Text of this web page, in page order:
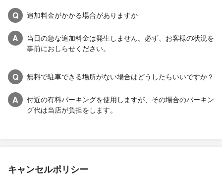
Q
追加料金がかかる場合がありますか
A
当日の急な追加料金は発生しません。必ず、お客様の状況を
事前におしらせください。
Q 無料で駐車できる場所がない場合はどうしたらいいですか？
A
付近の有料パーキングを使用しますが、その場合のパーキン
グ代は当店が負担をします。
キャンセルポリシー